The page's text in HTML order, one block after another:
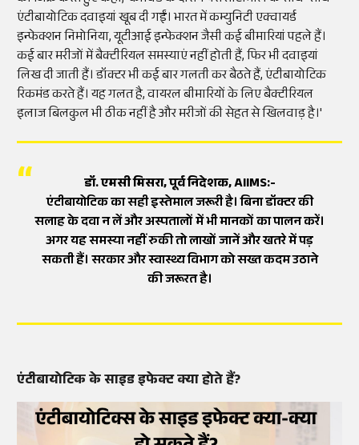
एंटीबायोटिक दवाइयां खूब दी गईं। भारत में कम्युनिटी एक्वायर्ड
इन्फेक्शन निमोनिया, यूटीआई इन्फेक्शन जैसी कई बीमारियां पहले हैं।
कई बार मरीजों में बैक्टीरियल समस्याएं नहीं होती हैं, फिर भी दवाइयां
लिख दी जाती हैं। डॉक्टर भी कई बार गलती कर बैठते हैं, एंटीबायोटिक
रिकमंड करते हैं। यह गलत है, वायरल बीमारियों के लिए बैक्टीरियल
इलाज बिलकुल भी ठीक नहीं है और मरीजों की सेहत से खिलवाड़ है।'
डॉ. एमसी मिसरा, पूर्व निदेशक, AIIMS:-
एंटीबायोटिक का सही इस्तेमाल जरूरी है। बिना डॉक्टर की
सलाह के दवा न लें और अस्पतालों में भी मानकों का पालन करें।
अगर यह समस्या नहीं रुकी तो लाखों जानें और खतरे में पड़
सकती हैं। सरकार और स्वास्थ्य विभाग को सख्त कदम उठाने
की जरूरत है।
एंटीबायोटिक के साइड इफेक्ट क्या होते हैं?